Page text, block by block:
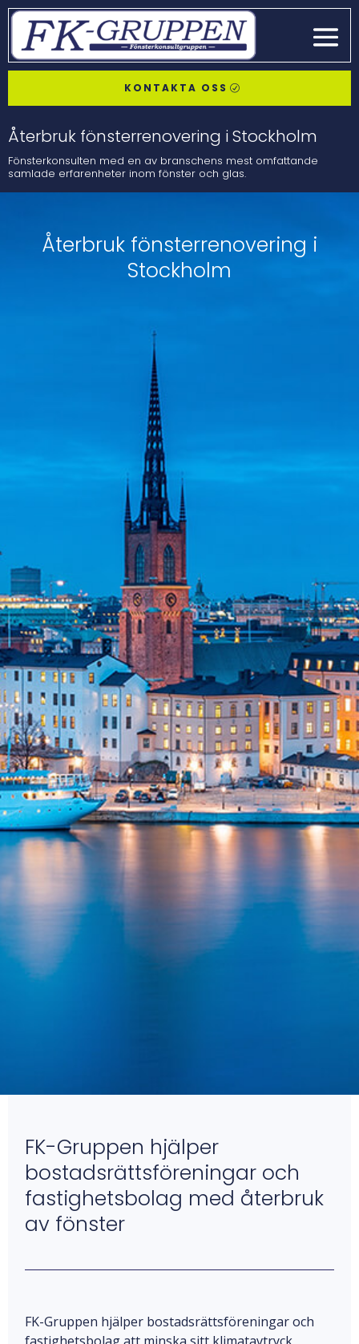
KONTAKTA OSS
Återbruk fönsterrenovering i Stockholm
Fönsterkonsulten med en av branschens mest omfattande
samlade erfarenheter inom fönster och glas.
Återbruk fönsterrenovering i
Stockholm
FK-Gruppen hjälper
bostadsrättsföreningar och
fastighetsbolag med återbruk
av fönster
FK-Gruppen hjälper bostadsrättsföreningar och